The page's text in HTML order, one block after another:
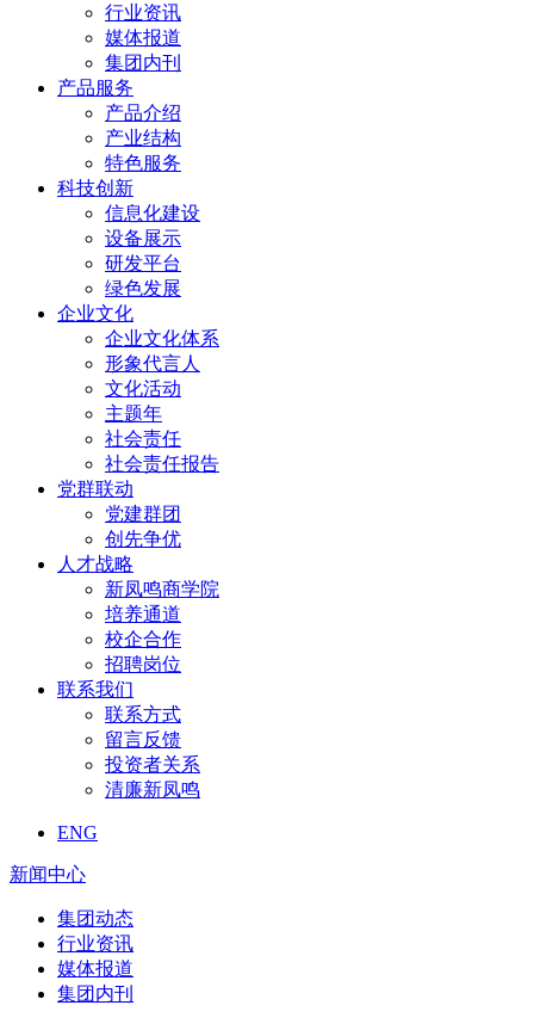
行业资讯
媒体报道
集团内刊
产品服务
产品介绍
产业结构
特色服务
科技创新
信息化建设
设备展示
研发平台
绿色发展
企业文化
企业文化体系
形象代言人
文化活动
主题年
社会责任
社会责任报告
党群联动
党建群团
创先争优
人才战略
新凤鸣商学院
培养通道
校企合作
招聘岗位
联系我们
联系方式
留言反馈
投资者关系
清廉新凤鸣
ENG
新闻中心
集团动态
行业资讯
媒体报道
集团内刊